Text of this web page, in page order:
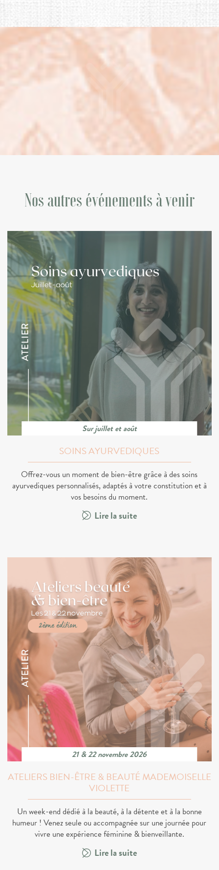
Nos autres événements à venir
Sur juillet et août
SOINS AYURVEDIQUES
Offrez-vous un moment de bien-être grâce à des soins
ayurvediques personnalisés, adaptés à votre constitution et à
vos besoins du moment.
Lire la suite
21 & 22 novembre 2026
ATELIERS BIEN-ÊTRE & BEAUTÉ MADEMOISELLE
VIOLETTE
Un week-end dédié à la beauté, à la détente et à la bonne
humeur ! Venez seule ou accompagnée sur une journée pour
vivre une expérience féminine & bienveillante.
Lire la suite